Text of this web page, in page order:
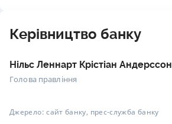
Керівництво банку
Нільс Леннарт Крістіан Андерссон
Голова правління
Джерело: сайт банку, прес-служба банку